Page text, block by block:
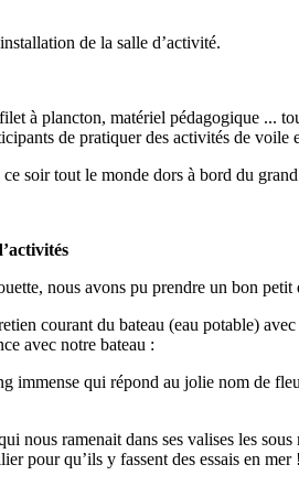
de la salle d’activité.
à plancton, matériel pédagogique ...
de pratiquer des activités de voile
soir tout le monde dors à bord du
nous avons pu prendre un bon
courant du bateau (eau potable)
avec notre bateau :
immense qui répond au jolie nom de
nous ramenait dans ses valises les
pour qu’ils y fassent des essais en mer !